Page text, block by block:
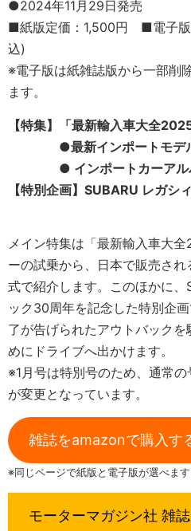
●2024年11月29日発売
■紙版定価：1,500円 ■電子
込)
※電子版は紙雑誌版から一部削
ます。
【特集】「最新輸入車大全2025
●最新インポートモデ
● インポートカーアル
【特別企画】SUBARU レガ
メイン特集は「最新輸入車大
ーの試乗から、日本で販売さ
式で紹介します。このほかに
ック30周年を記念した特別企
了が告げられたアウトバック
めにドライブへ出かけます。
※1月号は特別号のため、通常
が変更となっています。
雑誌をamazonで購入す
※同じページで紙版と電子版が選べます
モーターマガジン社 雑